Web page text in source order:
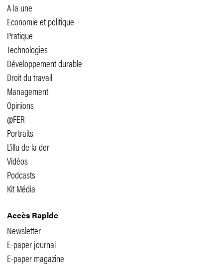
A la une
Economie et politique
Pratique
Technologies
Développement durable
Droit du travail
Management
Opinions
@FER
Portraits
L'illu de la der
Vidéos
Podcasts
Kit Média
Accès Rapide
Newsletter
E-paper journal
E-paper magazine